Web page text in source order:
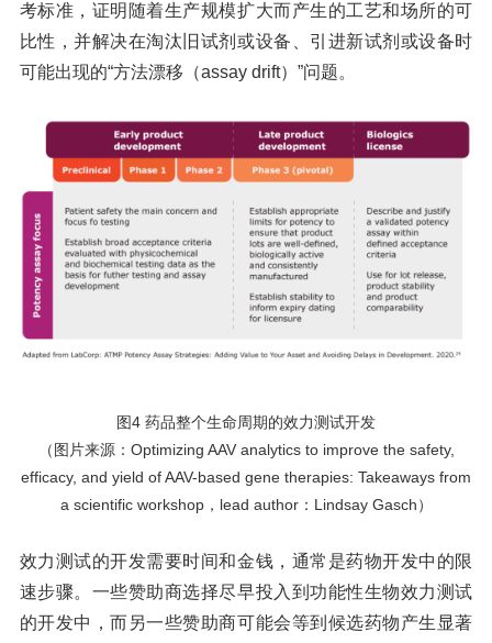
考标准，证明随着生产规模扩大而产生的工艺和场所的可
比性，并解决在淘汰旧试剂或设备、引进新试剂或设备时
可能出现的“方法漂移（assay drift）”问题。
图4 药品整个生命周期的效力测试开发
（图片来源： Optimizing AAV analytics to improve the safety,
efficacy, and yield of AAV-based gene therapies: Takeaways from
a scientific workshop，lead author：Lindsay Gasch）
效力测试的开发需要时间和金钱，通常是药物开发中的限
速步骤。一些赞助商选择尽早投入到功能性生物效力测试
的开发中，而另一些赞助商可能会等到候选药物产生显著